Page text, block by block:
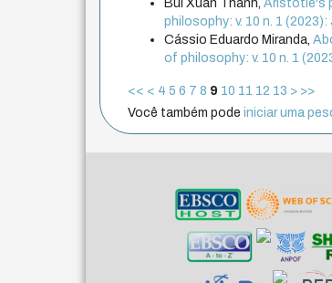
Bui Xuan Thanh,Aristotle's
philosophy: v. 10 n. 1 (2023):
Cássio Eduardo Miranda,
of philosophy: v. 10 n. 1
<< < 4 5 6 7 8 9 10 11 12 13 > >>
Você também podeiniciar uma